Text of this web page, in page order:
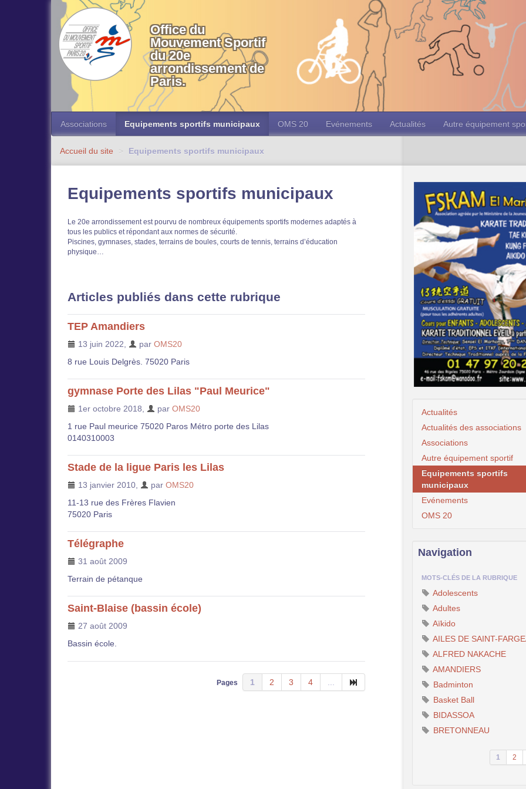
Office du
Mouvement Sportif
du 20e
arrondissement de
Paris.
Associations Equipements sportifs municipaux OMS 20 Evénements Actualités Autre équipement
Accueil du site > Equipements sportifs municipaux
Equipements sportifs municipaux
Le 20e arrondissement est pourvu de nombreux équipements sportifs modernes adaptés à
tous les publics et répondant aux normes de sécurité.
Piscines, gymnases, stades, terrains de boules, courts de tennis, terrains d’éducation
physique…
Articles publiés dans cette rubrique
TEP Amandiers
13 juin 2022 par OMS20
8 rue Louis Delgrès. 75020 Paris
gymnase Porte des Lilas "Paul Meurice"
1er octobre 2018 par OMS20
1 rue Paul meurice 75020 Paros Métro porte des Lilas
0140310003
Stade de la ligue Paris les Lilas
13 janvier 2010 par OMS20
11-13 rue des Frères Flavien
75020 Paris
Télégraphe
31 août 2009
Terrain de pétanque
Saint-Blaise (bassin école)
27 août 2009
Bassin école.
Pages 1 2 3 4
Actualités
Actualités des associations
Associations
Autre équipement sportif
Equipements sportifs
municipaux
Evénements
OMS 20
Navigation
MOTS-CLÉS DE LA RUBRIQUE
Adolescents
Adultes
Aïkido
AILES DE SAINT-
ALFRED NAKACHE
AMANDIERS
Badminton
Basket Ball
BIDASSOA
BRETONNEAU
1 2